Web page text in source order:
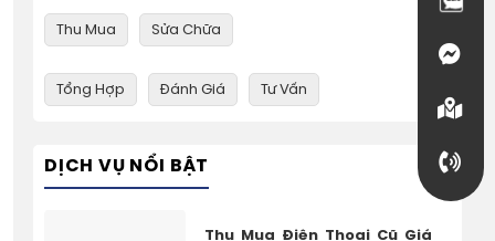
Thu Mua Sửa Chữa
Tổng Hợp Đánh Giá Tư Vấn
DỊCH VỤ NỔI BẬT
Thu Mua Điện Thoại Cũ Giá